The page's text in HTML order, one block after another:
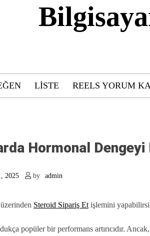
LISTE REELS YORUM
Hormonal Dengeyi
2025 by admin
Steroid Sipariş Et işlemini
popüler bir performans artırıcıdır.